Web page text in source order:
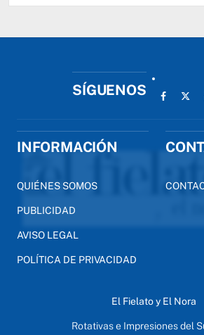
SÍGUENOS
INFORMACIÓN
QUIÉNES SOMOS
PUBLICIDAD
AVISO LEGAL
POLÍTICA DE PRIVACIDAD
El Fielato y El Nora
Rotativas e Impresiones del